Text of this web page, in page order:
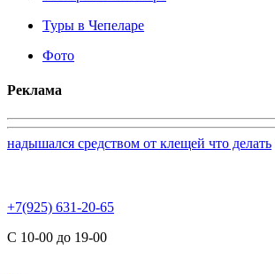
Туры в Чепеларе
Фото
Реклама
надышался средством от клещей что делать
+7(925) 631-20-65
С 10-00 до 19-00